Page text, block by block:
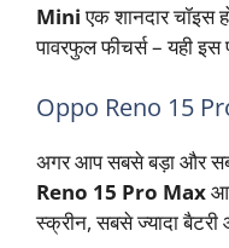
Miniएक शानदार चॉइस
पावरफुल फीचर्स – यही
Oppo Reno 15
अगर आप सबसे बड़ा और
Reno 15 Pro Max
स्क्रीन, सबसे ज्यादा